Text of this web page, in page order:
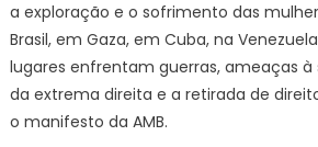
a exploração e o sofrimento das
Brasil, em Gaza, em Cuba, na
lugares enfrentam guerras, ameaças à
da extrema direita e a retirada de
o manifesto da AMB.